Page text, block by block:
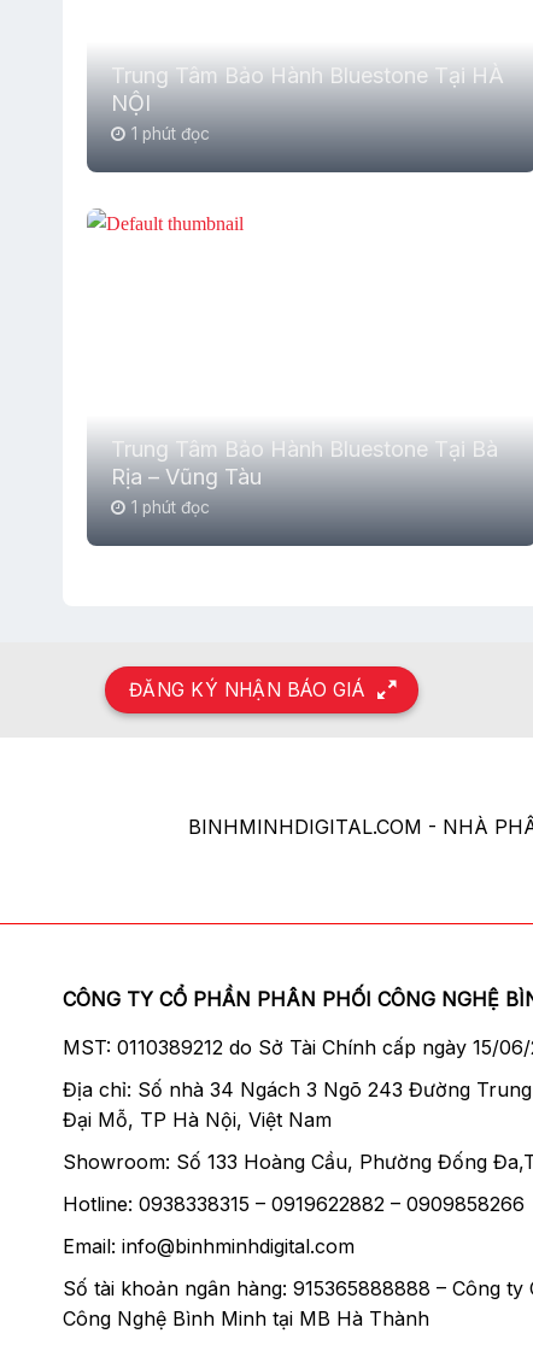
Trung Tâm Bảo Hành Bluestone Tại HÀ
NỘI
1 phút đọc
Trung Tâm Bảo Hành Bluestone Tại Bà
Rịa – Vũng Tàu
1 phút đọc
ĐĂNG KÝ NHẬN BÁO GIÁ
BINHMINHDIGITAL.COM - NHÀ
CÔNG TY CỔ PHẦN PHÂN PHỐI CÔNG NGHỆ
MST: 0110389212 do Sở Tài Chính cấp ngày 15/
Địa chỉ: Số nhà 34 Ngách 3 Ngõ 243 Đường
Đại Mỗ, TP Hà Nội, Việt Nam
Showroom: Số 133 Hoàng Cầu, Phường Đống
Hotline: 0938338315 – 0919622882 – 0909858266
Email: info@binhminhdigital.com
Số tài khoản ngân hàng: 915365888888 – Công ty
Công Nghệ Bình Minh tại MB Hà Thành